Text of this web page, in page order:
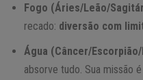
Fogo (Áries/Leão/
recado: diversão com
Água (Câncer/
absorve tudo. Sua missão